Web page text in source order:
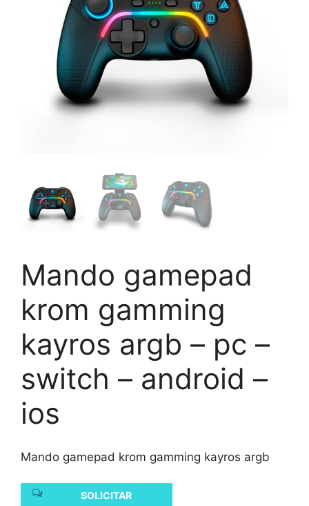
Mando gamepad
krom gamming
kayros argb – pc –
switch – android –
ios
Mando gamepad krom gamming kayros argb
SOLICITAR